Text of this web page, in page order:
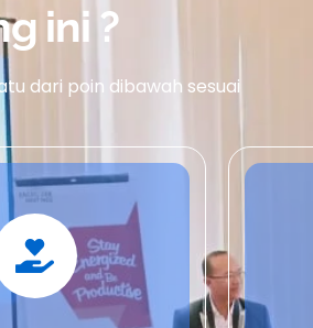
ini ?
dari poin dibawah sesuai